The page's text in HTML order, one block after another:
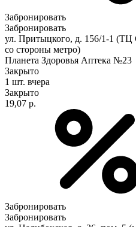
Забронировать
Забронировать
ул. Притыцкого, д. 156/1-1 (ТЦ
со стороны метро)
Планета Здоровья Аптека №23
Закрыто
1 шт. вчера
Закрыто
19,07 р.
Забронировать
Забронировать